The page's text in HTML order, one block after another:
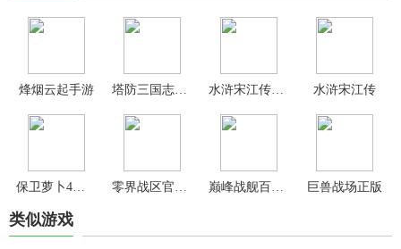
烽烟云起手游 水浒宋江传官方版 水浒宋江传
保卫萝卜4手游最新版 巅峰战舰百度版 巨兽战场正版
类似游戏